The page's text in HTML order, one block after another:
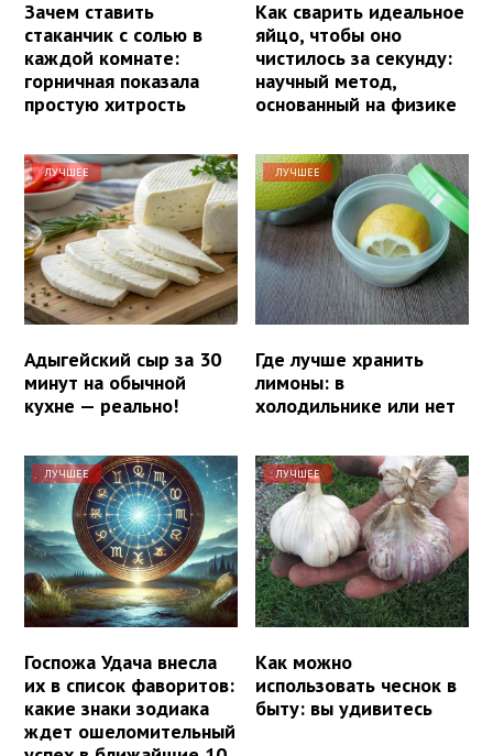
Зачем ставить
стаканчик с солью в
каждой комнате:
горничная показала
простую хитрость
Как сварить идеальное
яйцо, чтобы оно
чистилось за секунду:
научный метод,
основанный на физике
ЛУЧШЕЕ
Адыгейский сыр за 30
минут на обычной
кухне — реально!
ЛУЧШЕЕ
Где лучше хранить
лимоны: в
холодильнике или нет
ЛУЧШЕЕ
Госпожа Удача внесла
их в список фаворитов:
какие знаки зодиака
ждет ошеломительный
ЛУЧШЕЕ
Как можно
использовать чеснок в
быту: вы удивитесь